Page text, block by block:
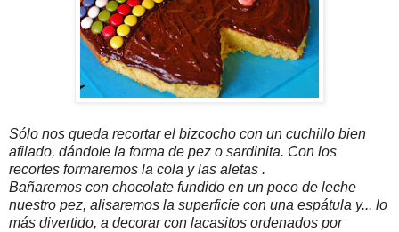
Sólo nos queda recortar el bizcocho con un cuchillo bien
afilado, dándole la forma de pez o sardinita. Con los
recortes formaremos la cola y las aletas .
Bañaremos con chocolate fundido en un poco de leche
nuestro pez, alisaremos la superficie con una espátula y... lo
más divertido, a decorar con lacasitos ordenados por